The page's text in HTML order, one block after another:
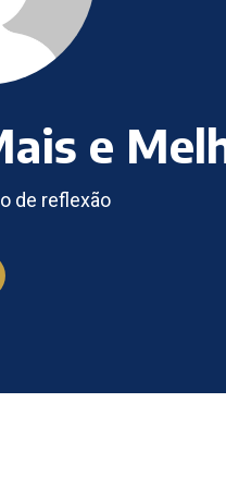
e
de reflexão